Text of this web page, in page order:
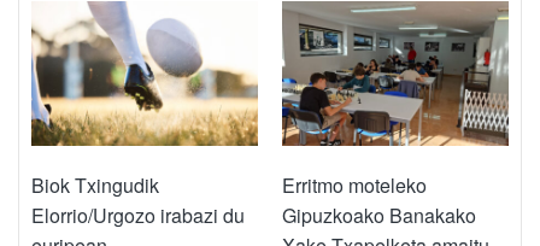
Biok Txingudik
Elorrio/Urgozo irabazi du
Erritmo moteleko
Gipuzkoako Banakako